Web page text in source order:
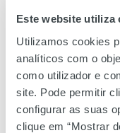
Este website utiliza
Utilizamos cookies
analíticos com o
como utilizador e
site. Pode permitir
configurar as suas
clique em “Mostrar
abrir portas ao
até outras paragens.